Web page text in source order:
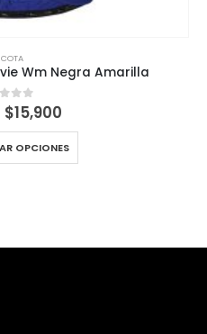
Wm Negra Amarilla
of 5
El
precio
original
era:
$26,000.
$15,900
precio
actual
es:
$15,900.
OPCIONES